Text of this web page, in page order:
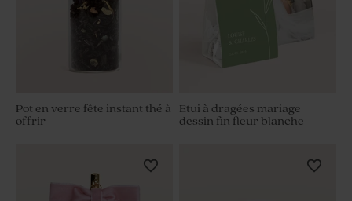
Pot en verre fête instant thé à
offrir
Etui à dragées mariage
dessin fin fleur blanche